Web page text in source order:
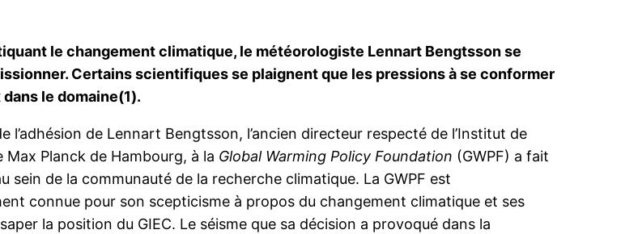
le changement climatique, le météorologiste Lennart Bengtsson se
Certains scientifiques se plaignent que les pressions à se conformer
le domaine(1).
l’adhésion de Lennart Bengtsson, l’ancien directeur respecté de l’Institut de
Max Planck de Hambourg, à la Global Warming Policy Foundation (GWPF) a fait
sein de la communauté de la recherche climatique. La GWPF est
connue pour son scepticisme à propos du changement climatique et ses
la position du GIEC. Le séisme que sa décision a provoqué dans la